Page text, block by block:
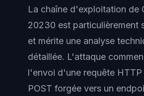
La chaîne d'exploitation de
20230 est particulièrement
et mérite une analyse
détaillée. L'attaque
l'envoi d'une requête HTTP
POST forgée vers un